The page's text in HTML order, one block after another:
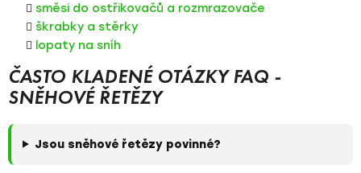
směsi do ostřikovačů a rozmrazovače
škrabky a stěrky
lopaty na sníh
ČASTO KLADENÉ OTÁZKY FAQ -
SNĚHOVÉ ŘETĚZY
Jsou sněhové řetězy povinné?